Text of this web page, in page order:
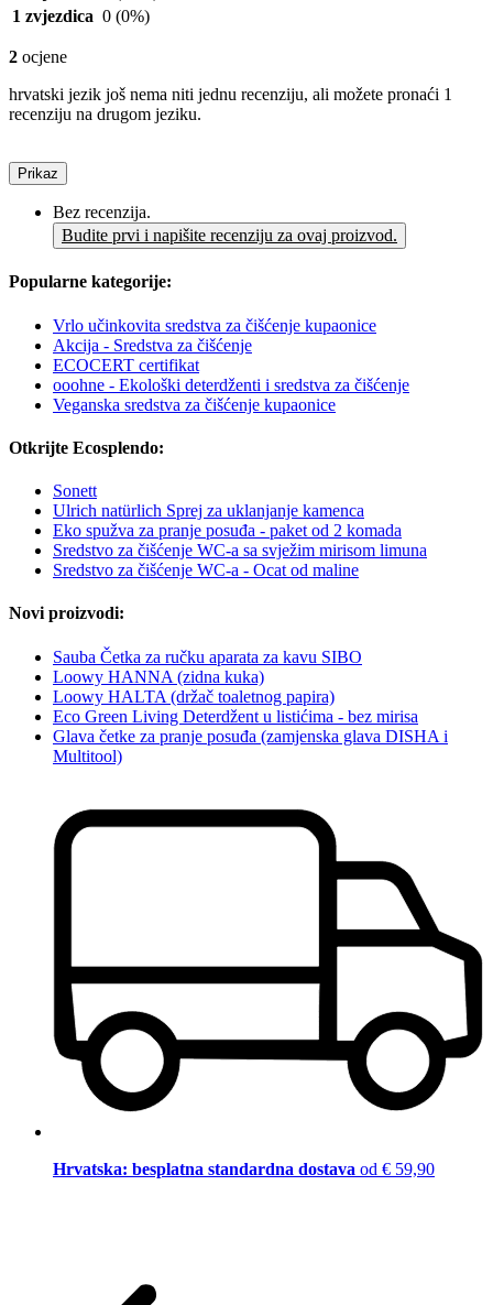
1 zvjezdica 0 (0%)
2 ocjene
hrvatski jezik još nema niti jednu recenziju, ali možete pronaći 1
recenziju na drugom jeziku.
Prikaz
Bez recenzija.
Budite prvi i napišite recenziju za ovaj proizvod.
Popularne kategorije:
Vrlo učinkovita sredstva za čišćenje kupaonice
Akcija - Sredstva za čišćenje
ECOCERT certifikat
ooohne - Ekološki deterdženti i sredstva za čišćenje
Veganska sredstva za čišćenje kupaonice
Otkrijte Ecosplendo:
Sonett
Ulrich natürlich Sprej za uklanjanje kamenca
Eko spužva za pranje posuđa - paket od 2 komada
Sredstvo za čišćenje WC-a sa svježim mirisom limuna
Sredstvo za čišćenje WC-a - Ocat od maline
Novi proizvodi:
Sauba Četka za ručku aparata za kavu SIBO
Loowy HANNA (zidna kuka)
Loowy HALTA (držač toaletnog papira)
Eco Green Living Deterdžent u listićima - bez mirisa
Glava četke za pranje posuđa (zamjenska glava DISHA i
Multitool)
Hrvatska: besplatna standardna dostava od € 59,90